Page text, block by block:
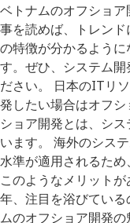
ベトナムのオフショ
事を読めば、トレン
の特徴が分かるよう
す。ぜひ、システム
ださい。 日本のITリ
発したい場合はオフ
ショア開発とは、シ
います。 海外のシス
水準が適用されるため
このようなメリット
年、注目を浴びてい
ムのオフショア開発